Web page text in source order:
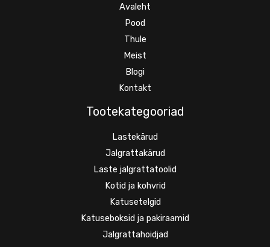
Avaleht
Pood
Thule
Meist
Blogi
Kontakt
Tootekategooriad
Lastekärud
Jalgrattakärud
Laste jalgrattatoolid
Kotid ja kohvrid
Katusetelgid
Katuseboksid ja pakiraamid
Jalgrattahoidjad